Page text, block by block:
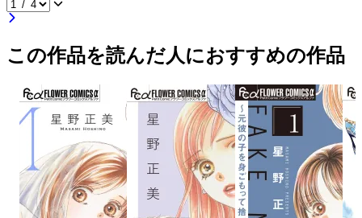
この作品を読んだ人におすすめの作品